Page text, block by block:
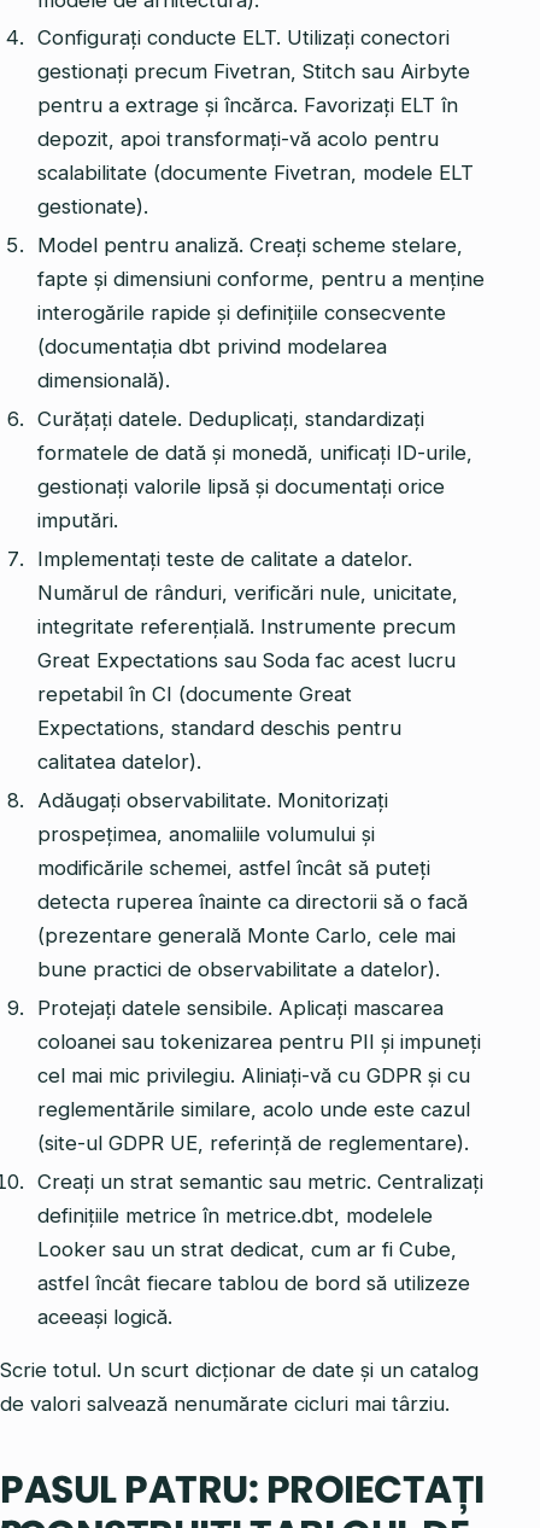
Configurați conducte ELT. Utilizați conectori
gestionați precum Fivetran, Stitch sau Airbyte
pentru a extrage și încărca. Favorizați ELT în
depozit, apoi transformați-vă acolo pentru
scalabilitate (documente Fivetran, modele ELT
gestionate).
Model pentru analiză. Creați scheme stelare,
fapte și dimensiuni conforme, pentru a menține
interogările rapide și definițiile consecvente
(documentația dbt privind modelarea
dimensională).
Curățați datele. Deduplicați, standardizați
formatele de dată și monedă, unificați ID-urile,
gestionați valorile lipsă și documentați orice
imputări.
Implementați teste de calitate a datelor.
Numărul de rânduri, verificări nule, unicitate,
integritate referențială. Instrumente precum
Great Expectations sau Soda fac acest lucru
repetabil în CI (documente Great
Expectations, standard deschis pentru
calitatea datelor).
Adăugați observabilitate. Monitorizați
prospețimea, anomaliile volumului și
modificările schemei, astfel încât să puteți
detecta ruperea înainte ca directorii să o facă
(prezentare generală Monte Carlo, cele mai
bune practici de observabilitate a datelor).
Protejați datele sensibile. Aplicați mascarea
coloanei sau tokenizarea pentru PII și impuneți
cel mai mic privilegiu. Aliniați-vă cu GDPR și cu
reglementările similare, acolo unde este cazul
(site-ul GDPR UE, referință de reglementare).
Creați un strat semantic sau metric. Centralizați
definițiile metrice în metrice.dbt, modelele
Looker sau un strat dedicat, cum ar fi Cube,
astfel încât fiecare tablou de bord să utilizeze
aceeași logică.
Scrie totul. Un scurt dicționar de date și un catalog
de valori salvează nenumărate cicluri mai târziu.
PASUL PATRU: PROIECTAȚI